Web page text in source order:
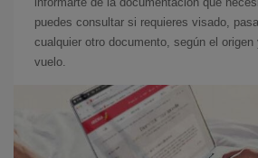
puedes consultar si requieres visado,
cualquier otro documento, según el
vuelo.